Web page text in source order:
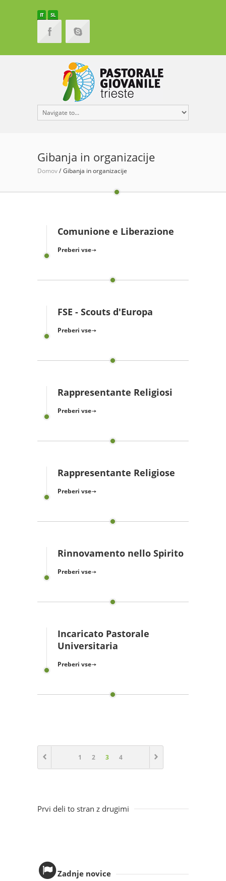
IT SL
Gibanja in organizacije
Domov Gibanja in organizacije
Comunione e Liberazione
Preberi vse
FSE - Scouts d'Europa
Preberi vse
Rappresentante Religiosi
Preberi vse
Rappresentante Religiose
Preberi vse
Rinnovamento nello Spirito
Preberi vse
Incaricato Pastorale
Universitaria
Preberi vse
1 2 3 4
Prvi deli to stran z drugimi
Zadnje novice